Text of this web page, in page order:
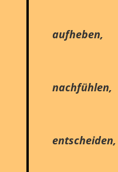
aufheben,
nachfühlen,
entscheiden,